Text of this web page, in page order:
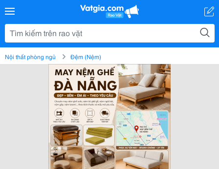
Nội thất phòng ngủ Đệm (Nệm)